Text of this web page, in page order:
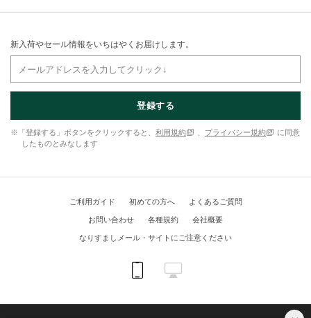
新入荷やセール情報をいちはやくお届けします。
登録する
※「登録する」ボタンをクリックすると、 利用規約 プライバシー規約
に同意
したものとみなします
ご利用ガイド 初めての方へ よくあるご質問
お問い合わせ 各種規約 会社概要
なりすましメール・サイトにご注意ください